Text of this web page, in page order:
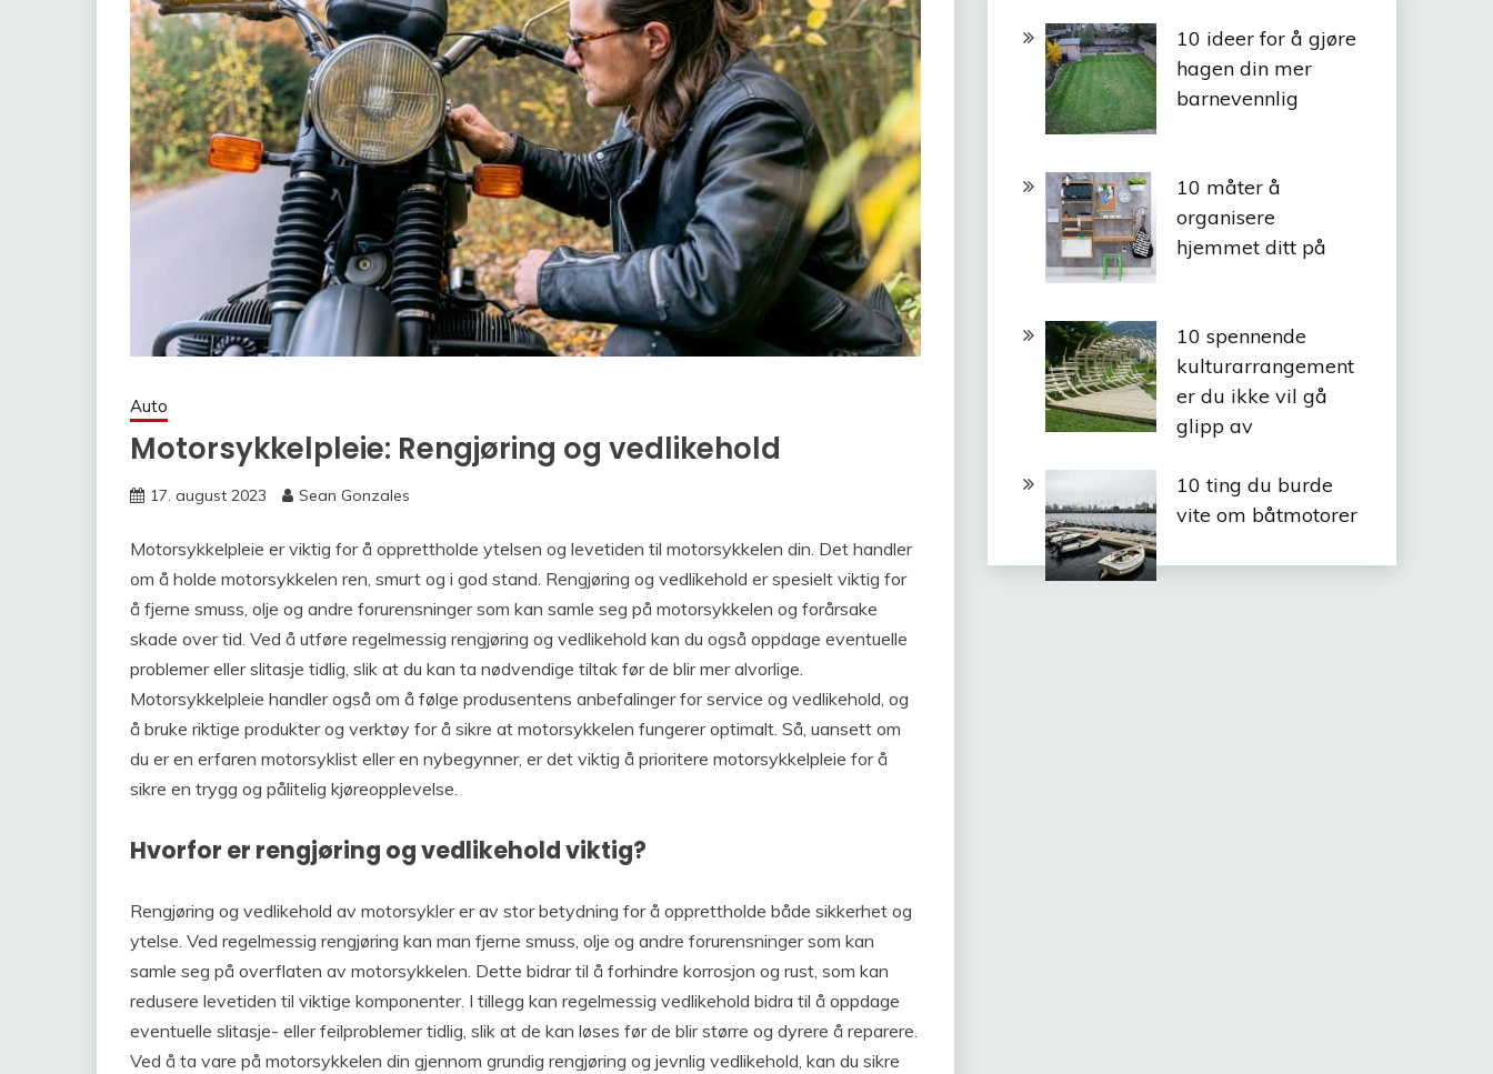
Auto
Motorsykkelpleie: Rengjøring og vedlikehold
17. august 2023 Sean Gonzales
Motorsykkelpleie er viktig for å opprettholde ytelsen og levetiden til motorsykkelen din. Det handler
om å holde motorsykkelen ren, smurt og i god stand. Rengjøring og vedlikehold er spesielt viktig for
å fjerne smuss, olje og andre forurensninger som kan samle seg på motorsykkelen og forårsake
skade over tid. Ved å utføre regelmessig rengjøring og vedlikehold kan du også oppdage eventuelle
problemer eller slitasje tidlig, slik at du kan ta nødvendige tiltak før de blir mer alvorlige.
Motorsykkelpleie handler også om å følge produsentens anbefalinger for service og vedlikehold, og
å bruke riktige produkter og verktøy for å sikre at motorsykkelen fungerer optimalt. Så, uansett om
du er en erfaren motorsyklist eller en nybegynner, er det viktig å prioritere motorsykkelpleie for å
sikre en trygg og pålitelig kjøreopplevelse.
Hvorfor er rengjøring og vedlikehold viktig?
Rengjøring og vedlikehold av motorsykler er av stor betydning for å opprettholde både sikkerhet og
ytelse. Ved regelmessig rengjøring kan man fjerne smuss, olje og andre forurensninger som kan
samle seg på overflaten av motorsykkelen. Dette bidrar til å forhindre korrosjon og rust, som kan
redusere levetiden til viktige komponenter. I tillegg kan regelmessig vedlikehold bidra til å oppdage
eventuelle slitasje- eller feilproblemer tidlig, slik at de kan løses før de blir større og dyrere å reparere.
Ved å ta vare på motorsykkelen din gjennom grundig rengjøring og jevnlig vedlikehold, kan du sikre
10 ideer for å gjøre
hagen din mer
barnevennlig
10 måter å
organisere
hjemmet ditt på
10 spennende
kulturarrangement
er du ikke vil gå
glipp av
10 ting du burde
vite om båtmotorer